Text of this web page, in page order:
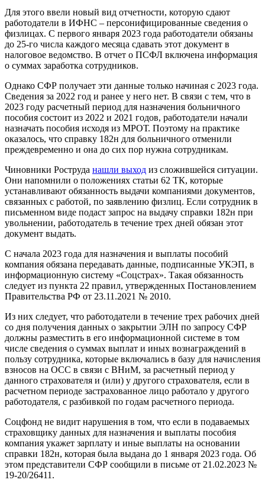
Для этого ввели новый вид отчетности, которую сдают
работодатели в ИФНС – персонифицированные сведения о
физлицах. С первого января 2023 года работодатели обязаны
до 25-го числа каждого месяца сдавать этот документ в
налоговое ведомство. В отчет о ПСФЛ включена информация
о суммах заработка сотрудников.
Однако СФР получает эти данные только начиная с 2023 года.
Сведения за 2022 год и ранее у него нет. В связи с тем, что в
2023 году расчетный период для назначения больничного
пособия состоит из 2022 и 2021 годов, работодатели начали
назначать пособия исходя из МРОТ. Поэтому на практике
оказалось, что справку 182н для больничного отменили
преждевременно и она до сих пор нужна сотрудникам.
Чиновники Роструда нашли выход из сложившейся ситуации.
Они напомнили о положениях статьи 62 ТК, которые
устанавливают обязанность выдачи компаниями документов,
связанных с работой, по заявлению физлиц. Если сотрудник в
письменном виде подаст запрос на выдачу справки 182н при
увольнении, работодатель в течение трех дней обязан этот
документ выдать.
С начала 2023 года для назначения и выплаты пособий
компания обязана передавать данные, подписанные УКЭП, в
информационную систему «Соцстрах». Такая обязанность
следует из пункта 22 правил, утвержденных Постановлением
Правительства РФ от 23.11.2021 № 2010.
Из них следует, что работодатели в течение трех рабочих дней
со дня получения данных о закрытии ЭЛН по запросу СФР
должны разместить в его информационной системе в том
числе сведения о суммах выплат и иных вознаграждений в
пользу сотрудника, которые включались в базу для начисления
взносов на ОСС в связи с ВНиМ, за расчетный период у
данного страхователя и (или) у другого страхователя, если в
расчетном периоде застрахованное лицо работало у другого
работодателя, с разбивкой по годам расчетного периода.
Соцфонд не видит нарушения в том, что если в подаваемых
страховщику данных для назначения и выплаты пособия
компания укажет зарплату и иные выплаты на основании
справки 182н, которая была выдана до 1 января 2023 года. Об
этом представители СФР сообщили в письме от 21.02.2023 №
19-20/26411.